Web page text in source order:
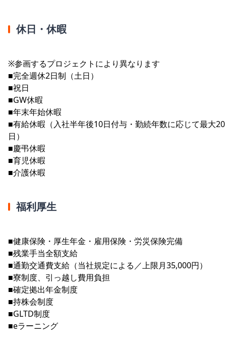
休日・休暇
※参画するプロジェクトにより異なります
■完全週休2日制（土日）
■祝日
■GW休暇
■年末年始休暇
■有給休暇（入社半年後10日付与・勤続年数に応じて最大20
日）
■慶弔休暇
■育児休暇
■介護休暇
福利厚生
■健康保険・厚生年金・雇用保険・労災保険完備
■残業手当全額支給
■通勤交通費支給（当社規定による／上限月35,000円）
■寮制度、引っ越し費用負担
■確定拠出年金制度
■持株会制度
■GLTD制度
■eラーニング